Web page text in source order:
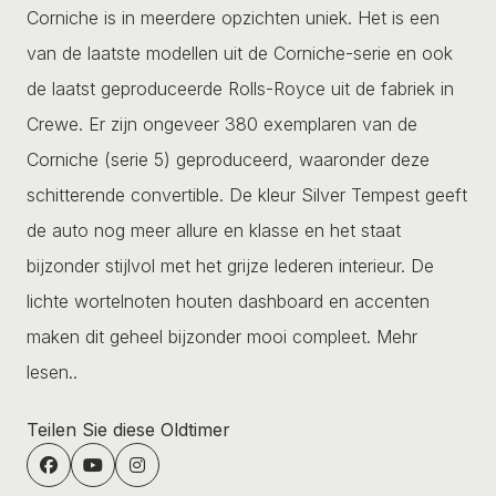
Corniche is in meerdere opzichten uniek. Het is een
van de laatste modellen uit de Corniche-serie en ook
de laatst geproduceerde Rolls-Royce uit de fabriek in
Crewe. Er zijn ongeveer 380 exemplaren van de
Corniche (serie 5) geproduceerd, waaronder deze
schitterende convertible. De kleur Silver Tempest geeft
de auto nog meer allure en klasse en het staat
bijzonder stijlvol met het grijze lederen interieur. De
lichte wortelnoten houten dashboard en accenten
maken dit geheel bijzonder mooi compleet. Mehr
lesen..
Teilen Sie diese Oldtimer